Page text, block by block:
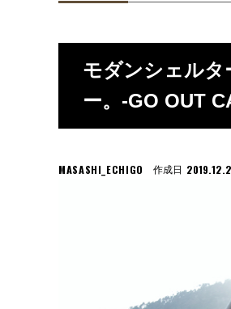
モダンシェルタ
ー。-GO OUT
MASASHI_ECHIGO 作成日